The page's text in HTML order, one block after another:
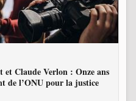
et Claude Verlon : Onze ans
de l’ONU pour la justice